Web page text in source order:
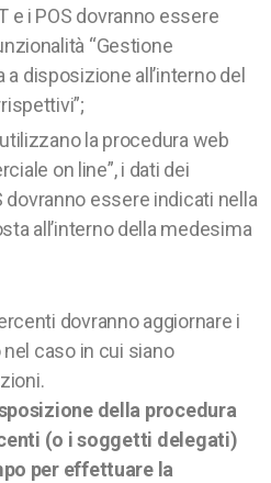
e i POS dovranno essere
“Gestione
disposizione all’interno del
la procedura web
on line”, i dati dei
dovranno essere indicati nella
all’interno della medesima
dovranno aggiornare i
caso in cui siano
della procedura
(o i soggetti delegati)
per effettuare la